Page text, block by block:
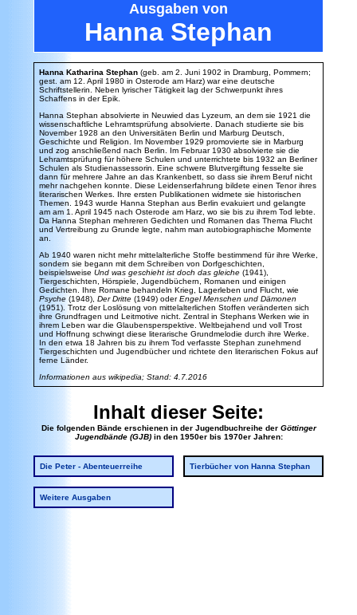
Ausgaben von
Hanna Stephan
Hanna Katharina Stephan (geb. am 2. Juni 1902 in Dramburg, Pommern;
gest. am 12. April 1980 in Osterode am Harz) war eine deutsche
Schriftstellerin. Neben lyrischer Tätigkeit lag der Schwerpunkt ihres
Schaffens in der Epik.
Hanna Stephan absolvierte in Neuwied das Lyzeum, an dem sie 1921 die
wissenschaftliche Lehramtsprüfung absolvierte. Danach studierte sie bis
November 1928 an den Universitäten Berlin und Marburg Deutsch,
Geschichte und Religion. Im November 1929 promovierte sie in Marburg
und zog anschließend nach Berlin. Im Februar 1930 absolvierte sie die
Lehramtsprüfung für höhere Schulen und unterrichtete bis 1932 an Berliner
Schulen als Studienassessorin. Eine schwere Blutvergiftung fesselte sie
dann für mehrere Jahre an das Krankenbett, so dass sie ihrem Beruf nicht
mehr nachgehen konnte. Diese Leidenserfahrung bildete einen Tenor ihres
literarischen Werkes. Ihre ersten Publikationen widmete sie historischen
Themen. 1943 wurde Hanna Stephan aus Berlin evakuiert und gelangte
am am 1. April 1945 nach Osterode am Harz, wo sie bis zu ihrem Tod lebte.
Da Hanna Stephan mehreren Gedichten und Romanen das Thema Flucht
und Vertreibung zu Grunde legte, nahm man autobiographische Momente
an.
Ab 1940 waren nicht mehr mittelalterliche Stoffe bestimmend für ihre Werke,
sondern sie begann mit dem Schreiben von Dorfgeschichten,
beispielsweise Und was geschieht ist doch das gleiche (1941),
Tiergeschichten, Hörspiele, Jugendbüchern, Romanen und einigen
Gedichten. Ihre Romane behandeln Krieg, Lagerleben und Flucht, wie
Psyche (1948), Der Dritte (1949) oderEngel Menschen und Dämonen
(1951). Trotz der Loslösung von mittelalterlichen Stoffen veränderten sich
ihre Grundfragen und Leitmotive nicht. Zentral in Stephans Werken wie in
ihrem Leben war die Glaubensperspektive. Weltbejahend und voll Trost
und Hoffnung schwingt diese literarische Grundmelodie durch ihre Werke.
In den etwa 18 Jahren bis zu ihrem Tod verfasste Stephan zunehmend
Tiergeschichten und Jugendbücher und richtete den literarischen Fokus auf
ferne Länder.
Informationen aus wikipedia; Stand: 4.7.2016
Inhalt dieser Seite:
Die folgenden Bände erschienen in der Jugendbuchreihe der Göttinger
Jugendbände (GJB)in den 1950er bis 1970er Jahren:
Die Peter - Abenteuerreihe Tierbücher von Hanna Stephan
Weitere Ausgaben